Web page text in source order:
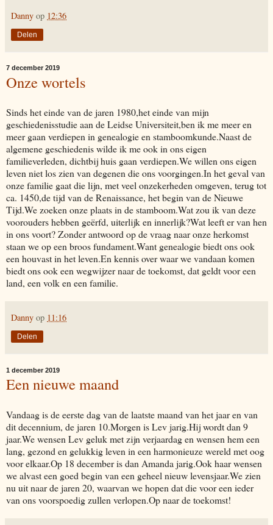
Danny op 12:36
Delen
7 december 2019
Onze wortels
Sinds het einde van de jaren 1980,het einde van mijn
geschiedenisstudie aan de Leidse Universiteit,ben ik me meer en
meer gaan verdiepen in genealogie en stamboomkunde.Naast de
algemene geschiedenis wilde ik me ook in ons eigen
familieverleden, dichtbij huis gaan verdiepen.We willen ons eigen
leven niet los zien van degenen die ons voorgingen.In het geval van
onze familie gaat die lijn, met veel onzekerheden omgeven, terug tot
ca. 1450,de tijd van de Renaissance, het begin van de Nieuwe
Tijd.We zoeken onze plaats in de stamboom.Wat zou ik van deze
voorouders hebben geërfd, uiterlijk en innerlijk?Wat leeft er van hen
in ons voort? Zonder antwoord op de vraag naar onze herkomst
staan we op een broos fundament.Want genealogie biedt ons ook
een houvast in het leven.En kennis over waar we vandaan komen
biedt ons ook een wegwijzer naar de toekomst, dat geldt voor een
land, een volk en een familie.
Danny op 11:16
Delen
1 december 2019
Een nieuwe maand
Vandaag is de eerste dag van de laatste maand van het jaar en van
dit decennium, de jaren 10.Morgen is Lev jarig.Hij wordt dan 9
jaar.We wensen Lev geluk met zijn verjaardag en wensen hem een
lang, gezond en gelukkig leven in een harmonieuze wereld met oog
voor elkaar.Op 18 december is dan Amanda jarig.Ook haar wensen
we alvast een goed begin van een geheel nieuw levensjaar.We zien
nu uit naar de jaren 20, waarvan we hopen dat die voor een ieder
van ons voorspoedig zullen verlopen.Op naar de toekomst!